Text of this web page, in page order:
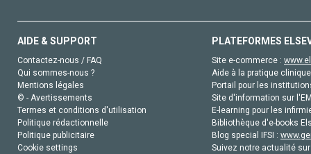
AIDE & SUPPORT
Contactez-nous / FAQ
Qui sommes-nous ?
Mentions légales
© - Avertissements
Termes et conditions d'utilisation
Politique rédactionnelle
Politique publicitaire
Cookie settings
PLATEFORMES
Site e-commerce :
Aide à la pratique
Portail pour les
Site d'information sur
E-learning pour les
Bibliothèque d'e-books
Blog special IFSI :
Suivez notre actualité